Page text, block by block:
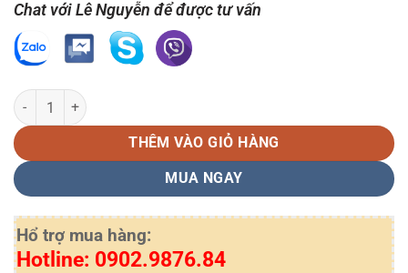
Chat với Lê Nguyễn để được tư vấn
Cụm drum Brother DR 2385 LN số lượng
THÊM VÀO GIỎ HÀNG
MUA NGAY
Hổ trợ mua hàng:
Hotline: 0902.9876.84